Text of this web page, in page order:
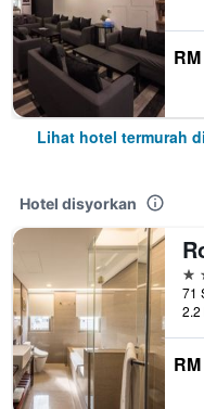
Lihat hotel termurah
Hotel disyorkan
3
2.2